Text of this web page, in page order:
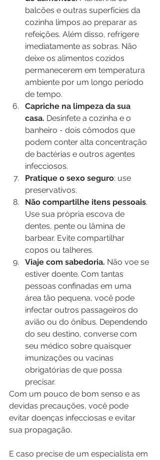
balcões e outras superfícies da
cozinha limpos ao preparar as
refeições. Além disso, refrigere
imediatamente as sobras. Não
deixe os alimentos cozidos
permanecerem em temperatura
ambiente por um longo período
de tempo.
Capriche na limpeza da sua
casa. Desinfete a cozinha e o
banheiro - dois cômodos que
podem conter alta concentração
de bactérias e outros agentes
infecciosos.
Pratique o sexo seguro: use
preservativos.
Não compartilhe itens pessoais.
Use sua própria escova de
dentes, pente ou lâmina de
barbear. Evite compartilhar
copos ou talheres.
Viaje com sabedoria. Não voe se
estiver doente. Com tantas
pessoas confinadas em uma
área tão pequena, você pode
infectar outros passageiros do
avião ou do ônibus. Dependendo
do seu destino, converse com
seu médico sobre quaisquer
imunizações ou vacinas
obrigatórias de que possa
precisar.
Com um pouco de bom senso e as
devidas precauções, você pode
evitar doenças infecciosas e evitar
sua propagação.
E caso precise de um especialista em